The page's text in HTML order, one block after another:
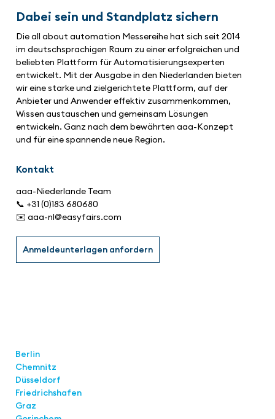
Dabei sein und Standplatz sichern
Die all about automation Messereihe hat sich seit 2014
im deutschsprachigen Raum zu einer erfolgreichen und
beliebten Plattform für Automatisierungsexperten
entwickelt. Mit der Ausgabe in den Niederlanden bieten
wir eine starke und zielgerichtete Plattform, auf der
Anbieter und Anwender effektiv zusammenkommen,
Wissen austauschen und gemeinsam Lösungen
entwickeln. Ganz nach dem bewährten aaa-Konzept
und für eine spannende neue Region.
Kontakt
aaa-Niederlande Team
📞 +31 (0)183 680680
✉️ aaa-nl@easyfairs.com
Anmeldeunterlagen anfordern
Berlin
Chemnitz
Düsseldorf
Friedrichshafen
Graz